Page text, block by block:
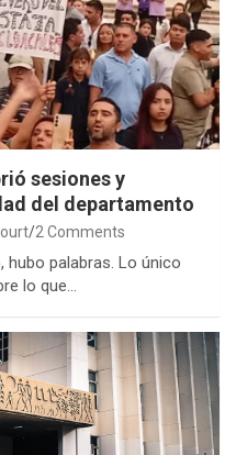
sesiones y
del departamento
2 Comments
palabras. Lo único
lo que…